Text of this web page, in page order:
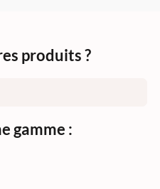
produits ?
gamme :